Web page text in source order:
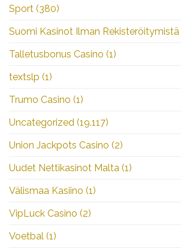
Sport (380)
Suomi Kasinot Ilman Rekisteröitymistä
Talletusbonus Casino (1)
textslp (1)
Trumo Casino (1)
Uncategorized (19.117)
Union Jackpots Casino (2)
Uudet Nettikasinot Malta (1)
Välismaa Kasiino (1)
VipLuck Casino (2)
Voetbal (1)